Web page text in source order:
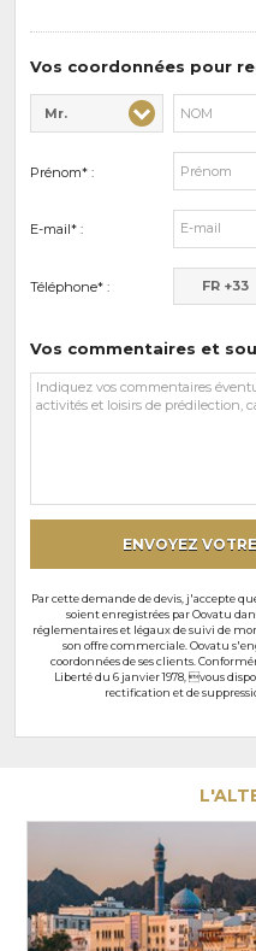
de
Vos coordonnées pour
Civilité* :
Mr.
Nom* :
Prénom* :
E-mail* :
Téléphone* : FR +33
Vos commentaires et
Vos
commentaires
ENVOYEZ
Par cette demande de devis, j'accepte
soient enregistrées par Oovatu
réglementaires et légaux de suivi de
son offre commerciale. Oovatu
coordonnées de ses clients.
Liberté du 6 janvier 1978, vous
rectification et de